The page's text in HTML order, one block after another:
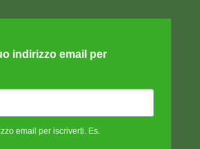
indirizzo email per
email per iscriverti. Es.